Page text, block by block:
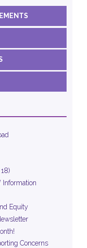
Information
Equity
Concerns